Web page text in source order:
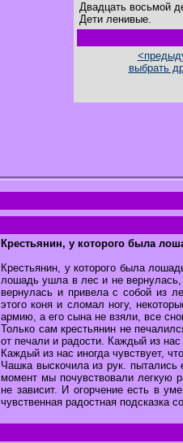
Двадцать восьмой
Дети ленивые.
выбрать
Крестьянин, у которого была
Крестьянин, у которого была
лошадь ушла в лес и не
вернулась и привела с собой из
этого коня и сломал ногу,
армию, а его сына не взяли, все
Только сам крестьянин не
от печали и радости. Каждый из нас
Каждый из нас иногда чувствует,
Чашка выскочила из рук. пытались
момент мы почувствовали легкую
не зависит. И огорчение есть в
чувственная радостная подсказка